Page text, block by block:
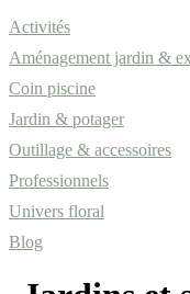
Activités
Aménagement jardin &
Coin piscine
Jardin & potager
Outillage & accessoires
Professionnels
Univers floral
Blog